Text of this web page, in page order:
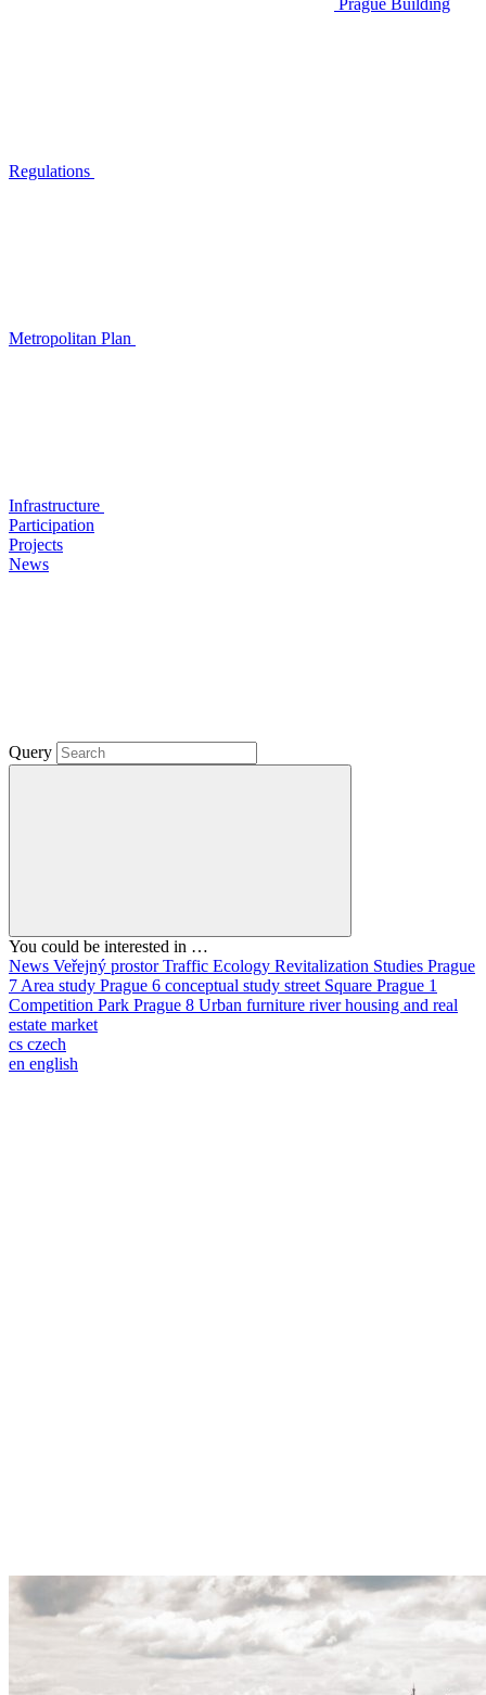
Prague Building
Regulations
Metropolitan Plan
Infrastructure
Participation
Projects
News
Query
You could be interested in …
News Veřejný prostorTraffic Ecology Revitalization Studies Prague
7 Area study Prague 6 conceptual study street Square Prague 1
Competition Park Prague 8 Urban furniture riverhousing and real
estate market
cs czech
en english